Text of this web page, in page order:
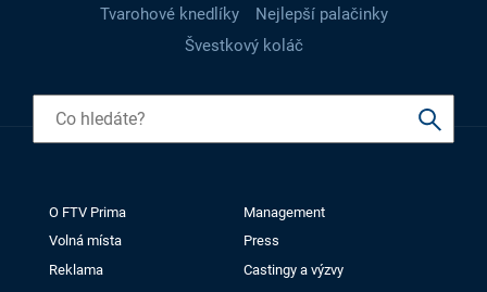
Tvarohové knedlíky
Nejlepší palačinky
Švestkový koláč
O FTV Prima
Management
Volná místa
Press
Reklama
Castingy a výzvy